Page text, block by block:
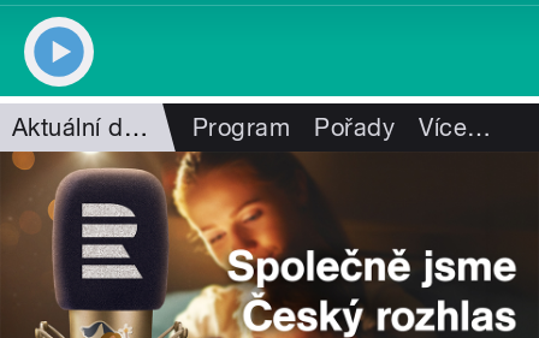
Aktuální dění Program Pořady Více…